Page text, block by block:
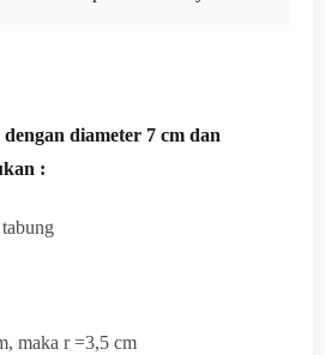
diameter 7 cm dan
:
maka r =3,5 cm